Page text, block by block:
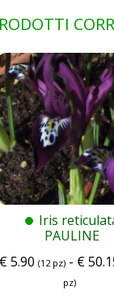
Iris
PAULINE
€5.90 (12 pz) - €
pz)